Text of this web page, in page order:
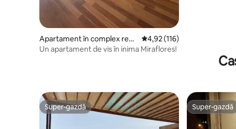
Apartament în complex rezi
dențial în Miraflores
Scor mediu de 4,92 din 5,
4,92 (116)
Un apartament de vis în inima Miraflores!
Super-gazdă
Super-gazdă Super-gazdă
Super-gazdă